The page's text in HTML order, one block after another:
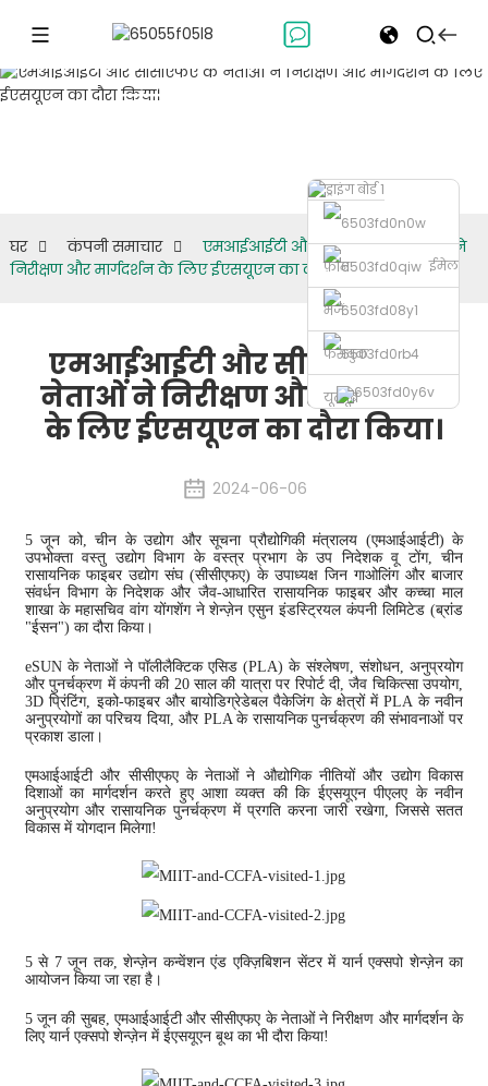
फ़ोन ईमेल
भेजें
फेसबुक
यूट्यूब
कंपनी
घर कंपनी समाचार
एमआईआईटी और सीसीएफए के नेताओं ने
निरीक्षण और मार्गदर्शन के लिए ईएसयूएन का दौरा किया।
एमआईआईटी और सीसीएफए के
नेताओं ने निरीक्षण और मार्गदर्शन
के लिए ईएसयूएन का दौरा किया।
2024-06-06
5 जून को, चीन के उद्योग और सूचना प्रौद्योगिकी मंत्रालय (एमआईआईटी) के
उपभोक्ता वस्तु उद्योग विभाग के वस्त्र प्रभाग के उप निदेशक वू टोंग, चीन
रासायनिक फाइबर उद्योग संघ (सीसीएफए) के उपाध्यक्ष जिन गाओलिंग और बाजार
संवर्धन विभाग के निदेशक और जैव-आधारित रासायनिक फाइबर और कच्चा माल
शाखा के महासचिव वांग योंगशेंग ने शेन्ज़ेन एसुन इंडस्ट्रियल कंपनी लिमिटेड (ब्रांड
"ईसन") का दौरा किया।
eSUN के नेताओं ने पॉलीलैक्टिक एसिड (PLA) के संश्लेषण, संशोधन, अनुप्रयोग
और पुनर्चक्रण में कंपनी की 20 साल की यात्रा पर रिपोर्ट दी, जैव चिकित्सा उपयोग,
3D प्रिंटिंग, इको-फाइबर और बायोडिग्रेडेबल पैकेजिंग के क्षेत्रों में PLA के नवीन
अनुप्रयोगों का परिचय दिया, और PLA के रासायनिक पुनर्चक्रण की संभावनाओं पर
प्रकाश डाला।
एमआईआईटी और सीसीएफए के नेताओं ने औद्योगिक नीतियों और उद्योग विकास
दिशाओं का मार्गदर्शन करते हुए आशा व्यक्त की कि ईएसयूएन पीएलए के नवीन
अनुप्रयोग और रासायनिक पुनर्चक्रण में प्रगति करना जारी रखेगा, जिससे सतत
विकास में योगदान मिलेगा!
5 से 7 जून तक, शेन्ज़ेन कन्वेंशन एंड एक्ज़िबिशन सेंटर में यार्न एक्सपो शेन्ज़ेन का
आयोजन किया जा रहा है।
5 जून की सुबह, एमआईआईटी और सीसीएफए के नेताओं ने निरीक्षण और मार्गदर्शन के
लिए यार्न एक्सपो शेन्ज़ेन में ईएसयूएन बूथ का भी दौरा किया!